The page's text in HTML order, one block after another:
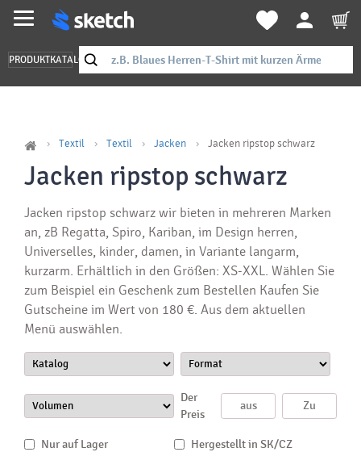
PRODUKTKATALOG
Textil Textil Jacken Jacken ripstop schwarz
Jacken ripstop schwarz
Jacken ripstop schwarz wir bieten in mehreren Marken
an, zB Regatta, Spiro, Kariban, im Design herren,
Universelles, kinder, damen, in Variante langarm,
kurzarm. Erhältlich in den Größen: XS-XXL. Wählen Sie
zum Beispiel ein Geschenk zum Bestellen Kaufen Sie
Gutscheine im Wert von 180 €. Aus dem aktuellen
Menü auswählen.
Der
Preis
Nur auf Lager Hergestellt in SK/CZ